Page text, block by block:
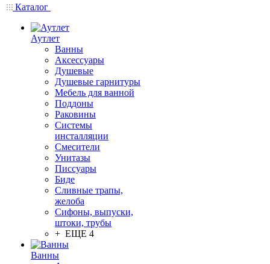
Каталог
Аутлет
Ванны
Аксессуары
Душевые
Душевые гарнитуры
Мебель для ванной
Поддоны
Раковины
Системы
инсталляции
Смесители
Унитазы
Писсуары
Биде
Сливные трапы,
желоба
Сифоны, выпуски,
штоки, трубы
+ ЕЩЕ 4
Ванны